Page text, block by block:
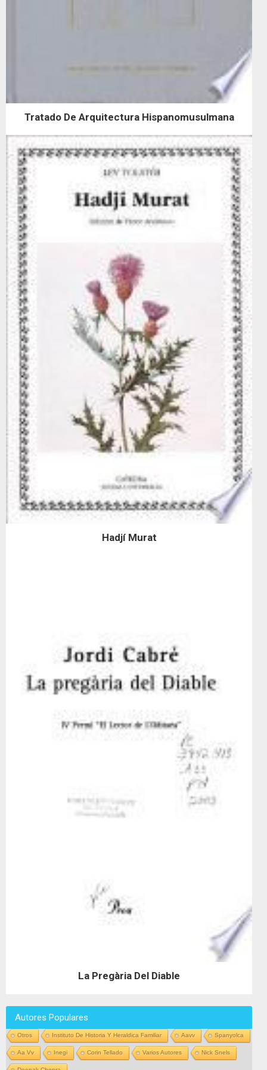
Tratado De Arquitectura Hispanomusulmana
Hadjí Murat
La Pregària Del Diable
Autores Populares
Otros Instituto De Historia Y Heraldica Familiar Aavv Spanyolca
Aa Vv Inegi Corin Tellado Varios Autores Nick Snels